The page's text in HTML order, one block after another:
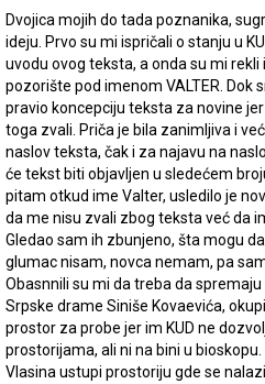
Dvojica mojih do tada poznanika,
ideju. Prvo su mi ispričali o stanju u
uvodu ovog teksta, a onda su mi
pozorište pod imenom VALTER. Dok
pravio koncepciju teksta za novine
toga zvali. Priča je bila zanimljiva i
naslov teksta, čak i za najavu na
će tekst biti objavljen u sledećem
pitam otkud ime Valter, usledilo je
da me nisu zvali zbog teksta već da
Gledao sam ih zbunjeno, šta mogu
glumac nisam, novca nemam, pa
Obasnnili su mi da treba da
Srpske drame Siniše Kovaevića,
prostor za probe jer im KUD ne
prostorijama, ali ni na bini u
Vlasina ustupi prostoriju gde se